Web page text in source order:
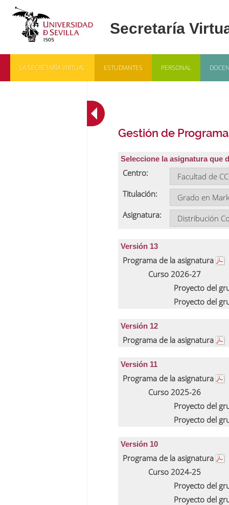
LA SECRETARÍA VIRTUAL ESTUDIANTES PERSONAL
Gestión de
Seleccione la asignatura que
Centro:
Titulación:
Asignatura:
Versión 13
Programa de la asignatura
Curso 2026-27
Proyecto del
Proyecto del
Versión 12
Programa de la asignatura
Versión 11
Programa de la asignatura
Curso 2025-26
Proyecto del
Proyecto del
Versión 10
Programa de la asignatura
Curso 2024-25
Proyecto del
Proyecto del